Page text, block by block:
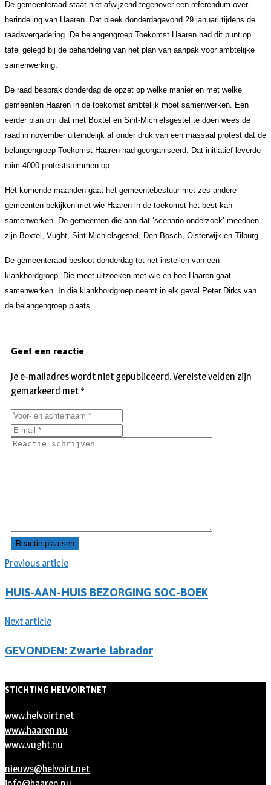
De gemeenteraad staat niet afwijzend tegenover een referendum over
herindeling van Haaren. Dat bleek donderdagavond 29 januari tijdens de
raadsvergadering. De belangengroep Toekomst Haaren had dit punt op
tafel gelegd bij de behandeling van het plan van aanpak voor ambtelijke
samenwerking.
De raad besprak donderdag de opzet op welke manier en met welke
gemeenten Haaren in de toekomst ambtelijk moet samenwerken. Een
eerder plan om dat met Boxtel en Sint-Michielsgestel te doen wees de
raad in november uiteindelijk af onder druk van een massaal protest dat de
belangengroep Toekomst Haaren had georganiseerd. Dat initiatief leverde
ruim 4000 proteststemmen op.
Het komende maanden gaat het gemeentebestuur met zes andere
gemeenten bekijken met wie Haaren in de toekomst het best kan
samenwerken. De gemeenten die aan dat ‘scenario-onderzoek’ meedoen
zijn Boxtel, Vught, Sint Michielsgestel, Den Bosch, Oisterwijk en Tilburg.
De gemeenteraad besloot donderdag tot het instellen van een
klankbordgroep. Die moet uitzoeken met wie en hoe Haaren gaat
samenwerken. In die klankbordgroep neemt in elk geval Peter Dirks van
de belangengroep plaats.
Previous article
HUIS-AAN-HUIS BEZORGING SOC-BOEK
Next article
GEVONDEN: Zwarte labrador
Geef een reactie
Je e-mailadres wordt niet gepubliceerd.Vereiste velden zijn
gemarkeerd met *
STICHTING HELVOIRTNET
www.helvoirt.net
www.haaren.nu
www.vught.nu
nieuws@helvoirt.net